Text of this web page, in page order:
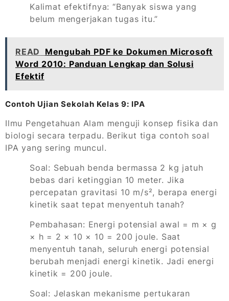
Kalimat efektifnya: “Banyak siswa yang
belum mengerjakan tugas itu.”
READ
Mengubah PDF ke Dokumen Microsoft
Word 2010: Panduan Lengkap dan Solusi
Efektif
Contoh Ujian Sekolah Kelas 9: IPA
Ilmu Pengetahuan Alam menguji konsep fisika dan
biologi secara terpadu. Berikut tiga contoh soal
IPA yang sering muncul.
Soal: Sebuah benda bermassa 2 kg jatuh
bebas dari ketinggian 10 meter. Jika
percepatan gravitasi 10 m/s², berapa energi
kinetik saat tepat menyentuh tanah?
Pembahasan: Energi potensial awal = m × g
× h = 2 × 10 × 10 = 200 joule. Saat
menyentuh tanah, seluruh energi potensial
berubah menjadi energi kinetik. Jadi energi
kinetik = 200 joule.
Soal: Jelaskan mekanisme pertukaran